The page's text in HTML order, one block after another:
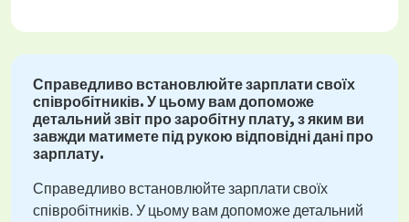
Справедливо встановлюйте зарплати своїх
співробітників. У цьому вам допоможе
детальний звіт про заробітну плату, з яким ви
завжди матимете під рукою відповідні дані про
зарплату.
Справедливо встановлюйте зарплати своїх
співробітників. У цьому вам допоможе детальний